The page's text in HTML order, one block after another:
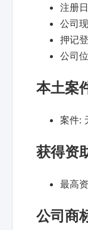
注册
公司
押记
公司
本土案
案件:
获得资
最高
公司商